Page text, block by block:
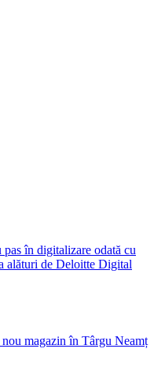
pas în digitalizare odată cu
alături de Deloitte Digital
magazin în Târgu Neamț